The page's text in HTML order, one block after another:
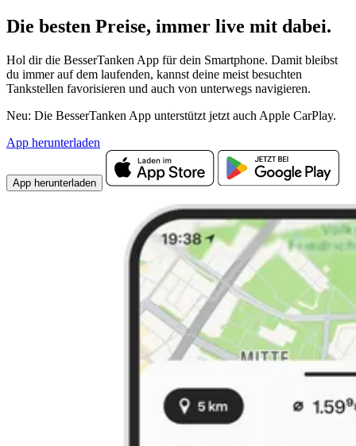
Die besten Preise, immer live mit dabei.
Hol dir die BesserTanken App für dein Smartphone. Damit bleibst
du immer auf dem laufenden, kannst deine meist besuchten
Tankstellen favorisieren und auch von unterwegs navigieren.
Neu: Die BesserTanken App unterstützt jetzt auch Apple CarPlay.
App herunterladen
App herunterladen